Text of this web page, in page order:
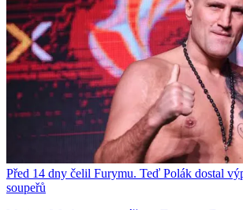
Před 14 dny čelil Furymu. Teď Polák dostal
soupeřů